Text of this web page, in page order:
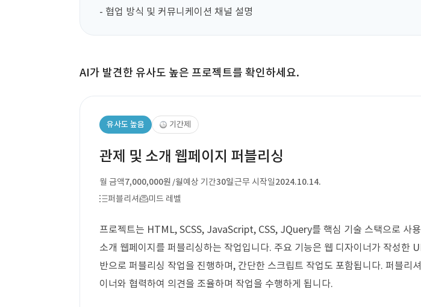
- 협업 방식 및 커뮤니케이션 채널 설명
AI가 발견한 유사도 높은 프로젝트를 확인하세요.
유사도 높음 기간제
관제 및 소개 웹페이지 퍼블리싱
월 금액7,000,000원 /월예상 기간30일근무 시작일2024.10.14.
퍼블리셔
미드 레벨
프로젝트는 HTML, SCSS, JavaScript, CSS, JQuery를 핵심 기술 스택으로 사
소개 웹페이지를 퍼블리싱하는 작업입니다. 주요 기능은 웹 디자이너가 작성한
반으로 퍼블리싱 작업을 진행하며, 간단한 스크립트 작업도 포함됩니다. 퍼블리
이너와 협력하여 의견을 조율하며 작업을 수행하게 됩니다.